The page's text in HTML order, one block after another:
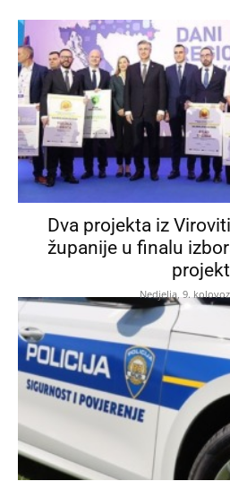
Dva projekta iz
županije u finalu
projekt
Nedjelja, 9.